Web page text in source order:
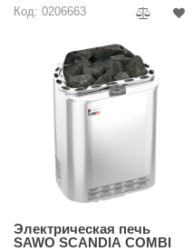
Sauna
Код: 0206663
Электрическая печь
SAWO SCANDIA COMBI